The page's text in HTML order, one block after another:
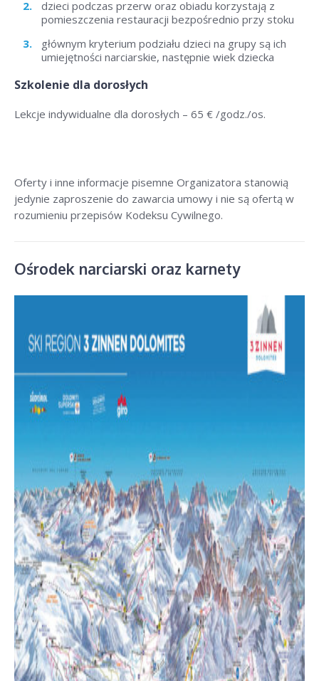
dzieci podczas przerw oraz obiadu korzystają z
pomieszczenia restauracji bezpośrednio przy stoku
głównym kryterium podziału dzieci na grupy są ich
umiejętności narciarskie, następnie wiek dziecka
Szkolenie dla dorosłych
Lekcje indywidualne dla dorosłych – 65 € /godz./os.
Oferty i inne informacje pisemne Organizatora stanowią
jedynie zaproszenie do zawarcia umowy i nie są ofertą w
rozumieniu przepisów Kodeksu Cywilnego.
Ośrodek narciarski oraz karnety